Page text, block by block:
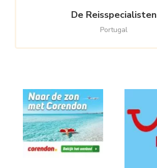
De Reisspecialisten
Portugal